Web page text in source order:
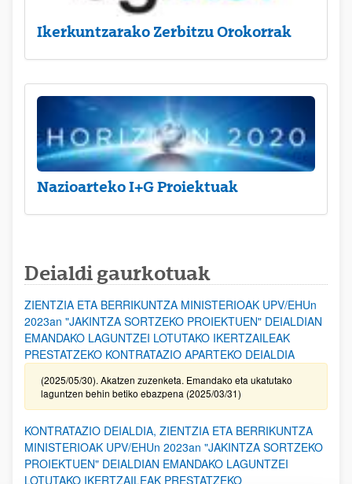
Ikerkuntzarako Zerbitzu Orokorrak
Nazioarteko I+G Proiektuak
Deialdi gaurkotuak
ZIENTZIA ETA BERRIKUNTZA MINISTERIOAK UPV/EHUn
2023an "JAKINTZA SORTZEKO PROIEKTUEN" DEIALDIAN
EMANDAKO LAGUNTZEI LOTUTAKO IKERTZAILEAK
PRESTATZEKO KONTRATAZIO APARTEKO DEIALDIA
(2025/05/30). Akatzen zuzenketa. Emandako eta ukatutako
laguntzen behin betiko ebazpena (2025/03/31)
KONTRATAZIO DEIALDIA, ZIENTZIA ETA BERRIKUNTZA
MINISTERIOAK UPV/EHUn 2023an "JAKINTZA SORTZEKO
PROIEKTUEN" DEIALDIAN EMANDAKO LAGUNTZEI
LOTUTAKO IKERTZAILEAK PRESTATZEKO